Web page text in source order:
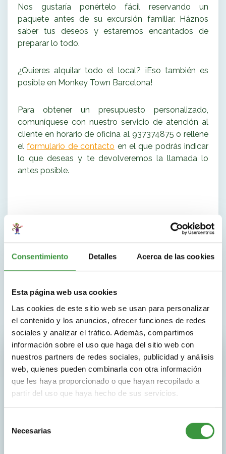
Consentimiento Detalles Acerca de las cookies
Esta página web usa cookies
Las cookies de este sitio web se usan para personalizar
el contenido y los anuncios, ofrecer funciones de redes
sociales y analizar el tráfico. Además, compartimos
información sobre el uso que haga del sitio web con
nuestros partners de redes sociales, publicidad y análisis
web, quienes pueden combinarla con otra información
que les haya proporcionado o que hayan recopilado a
partir del uso que haya hecho de sus servicios.
Necesarias
Nos gustaría ponértelo fácil reservando un
paquete antes de su excursión familiar. Háznos
saber tus deseos y estaremos encantados de
preparar lo todo.
¿Quieres alquilar todo el local? ¡Eso también es
posible en Monkey Town Barcelona!
Para obtener un presupuesto personalizado,
comuníquese con nuestro servicio de atención al
cliente en horario de oficina al 937374875 o rellene
elformulario de contacto en el que podrás indicar
lo que deseas y te devolveremos la llamada lo
antes posible.
Monkey Town, la mejor opción
Nuestros parques infantiles ofrecen muchos
elementos de juego donde los más pequeños de
la casa se divertirán de forma segura y
económica.